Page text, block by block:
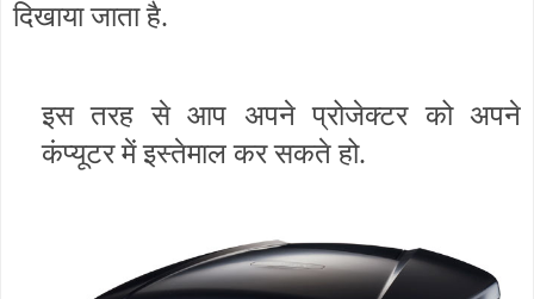
दिखाया जाता है.
इस तरह से आप अपने प्रोजेक्टर को अपने
कंप्यूटर में इस्तेमाल कर सकते हो.